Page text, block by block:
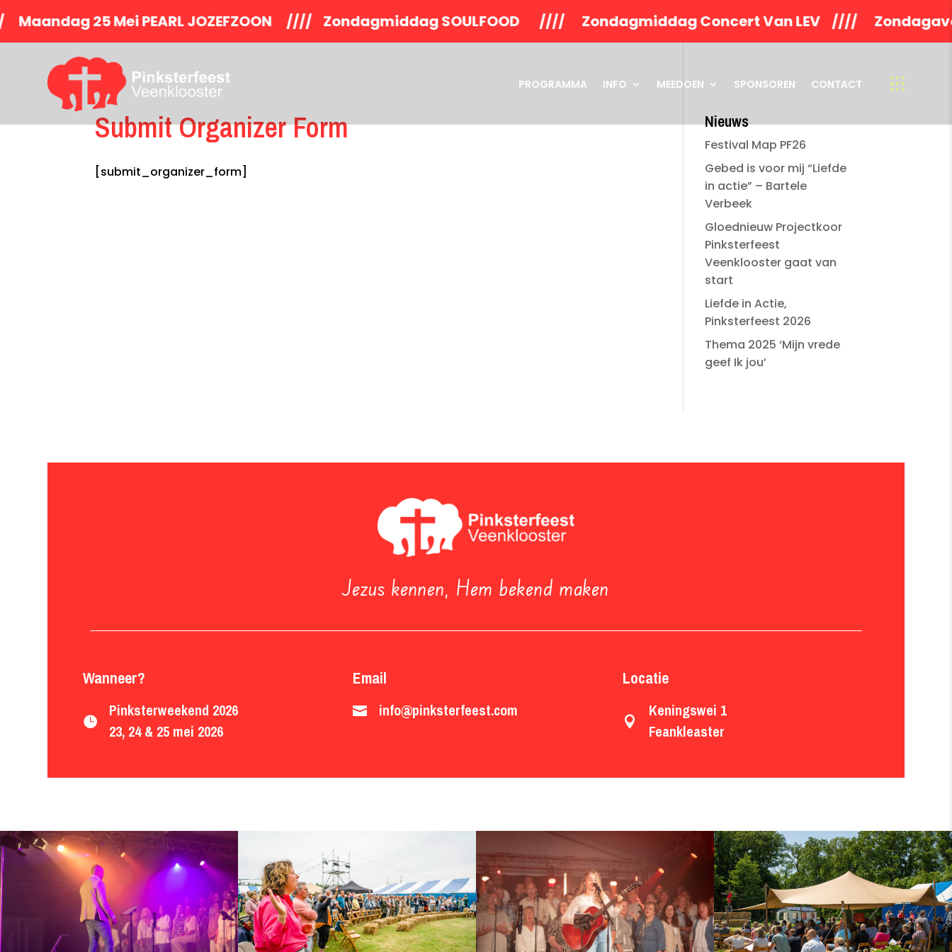
25 Mei PEARL JOZEFZOON //// Zondagmiddag SOULFOOD //// Zondagmiddag Concert Van LEV ////
PROGRAMMA INFO MEEDOEN SPONSOREN CONTACT
Submit Organizer Form
[submit_organizer_form]
Nieuws
Festival Map PF26
Gebed is voor mij “Liefde
in actie” – Bartele
Verbeek
Gloednieuw Projectkoor
Pinksterfeest
Veenklooster gaat van
start
Liefde in Actie,
Pinksterfeest 2026
Thema 2025 ‘Mijn vrede
geef Ik jou’
Jezus kennen, Hem bekend maken
Wanneer?

Pinksterweekend 2026
23, 24 & 25 mei 2026
Email
 info@pinksterfeest.com
Locatie

Keningswei 1
Feankleaster